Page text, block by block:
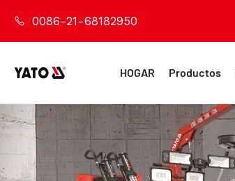
0086-21-68182950
HOGAR Productos